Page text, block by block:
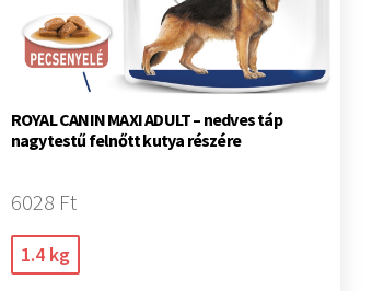
ROYAL CANIN MAXI ADULT – nedves táp
nagytestű felnőtt kutya részére
6028 Ft
1.4 kg